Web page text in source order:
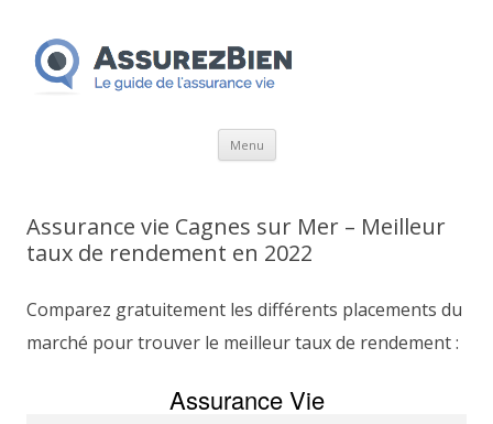
Menu Aller
Assurance vie Cagnes sur Mer – Meilleur
taux de rendement en 2022
Comparez gratuitement les différents placements du
marché pour trouver le meilleur taux de rendement :